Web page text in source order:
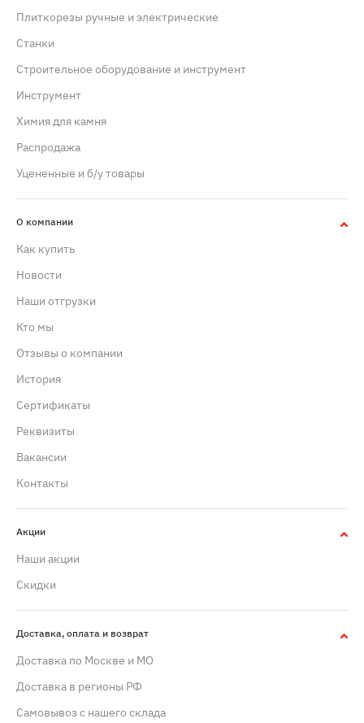
Плиткорезы ручные и электрические
Станки
Строительное оборудование и инструмент
Инструмент
Химия для камня
Распродажа
Уцененные и б/у товары
О компании
Как купить
Новости
Наши отгрузки
Кто мы
Отзывы о компании
История
Сертификаты
Реквизиты
Вакансии
Контакты
Акции
Наши акции
Скидки
Доставка, оплата и возврат
Доставка по Москве и МО
Доставка в регионы РФ
Самовывоз с нашего склада